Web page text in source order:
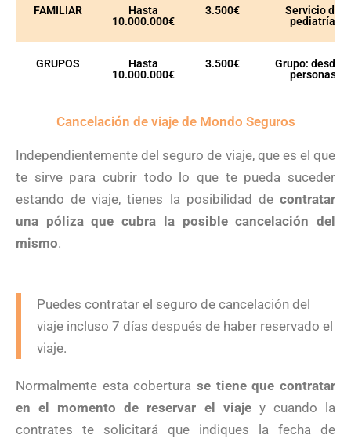
FAMILIAR
Hasta
10.000.000€
3.500€
Servicio de
pediatría
GRUPOS
Hasta
10.000.000€
3.500€
Grupo: desde 5
personas
Cancelación de viaje de Mondo Seguros
Independientemente del seguro de viaje, que es el que
te sirve para cubrir todo lo que te pueda suceder
estando de viaje, tienes la posibilidad decontratar
una póliza que cubra la posible cancelación del
mismo.
Puedes contratar el seguro de cancelación del
viaje incluso 7 días después de haber reservado el
viaje.
Normalmente esta cobertura se tiene que contratar
en el momento de reservar el viajey cuando la
contrates te solicitará que indiques la fecha de